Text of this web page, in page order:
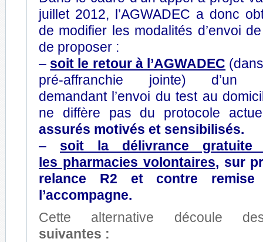
juillet 2012, l’AGWADEC a donc
de modifier les modalités d’envoi
de proposer :
– soit le retour à l’AGWADEC
pré-affranchie jointe) d’un
demandant l’envoi du test au
ne diffère pas du protocole
assurés motivés et sensibilisés.
– soit la d élivrance gratuite
les pharmacies volontaires, sur
relance R2 et contre
l’accompagne.
Cette alternative découle
suivantes :